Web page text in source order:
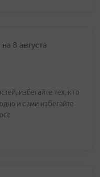
8 августа
избегайте тех, кто
и сами избегайте